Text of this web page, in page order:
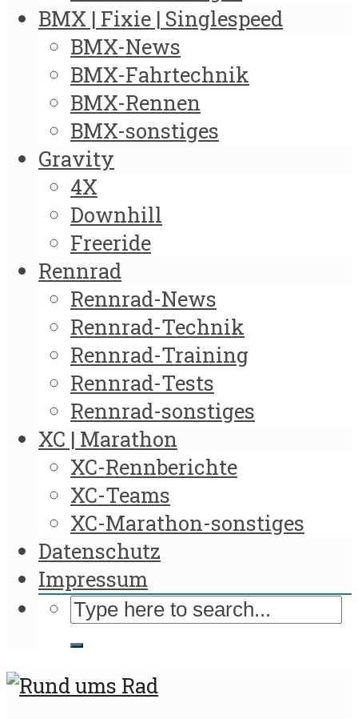
BMX | Fixie | Singlespeed
BMX-News
BMX-Fahrtechnik
BMX-Rennen
BMX-sonstiges
Gravity
4X
Downhill
Freeride
Rennrad
Rennrad-News
Rennrad-Technik
Rennrad-Training
Rennrad-Tests
Rennrad-sonstiges
XC | Marathon
XC-Rennberichte
XC-Teams
XC-Marathon-sonstiges
Datenschutz
Impressum